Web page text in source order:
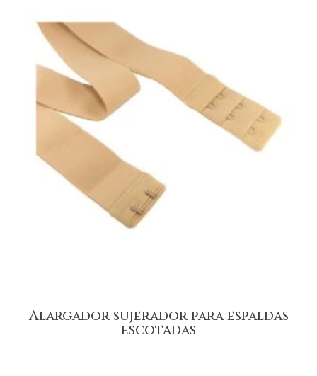
Alargador sujerador para espaldas
escotadas